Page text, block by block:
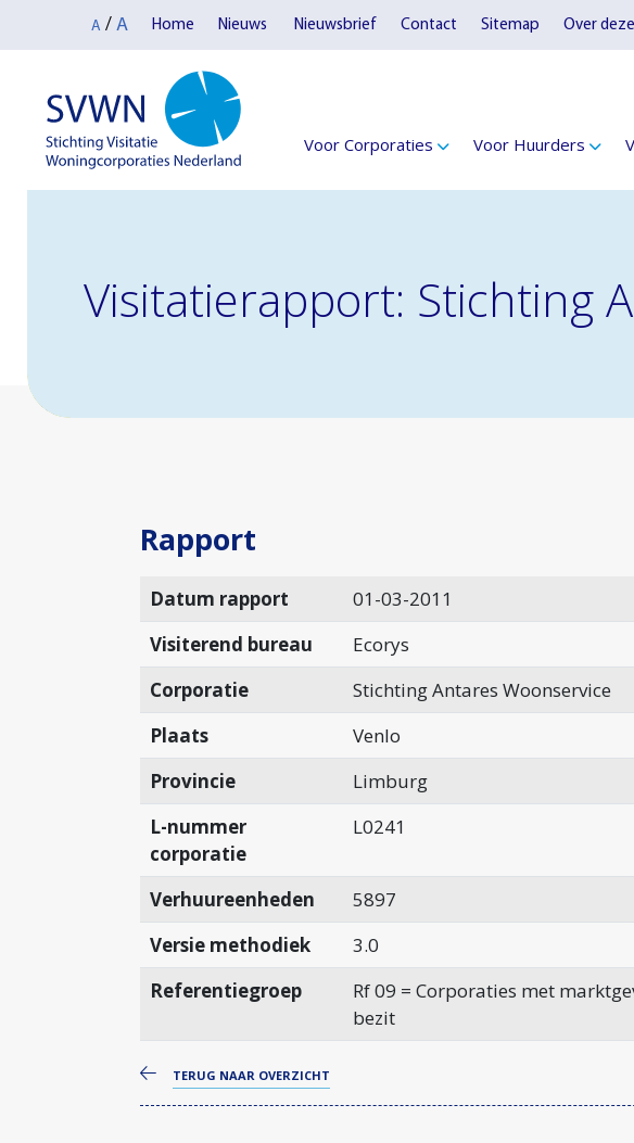
A / A Home Nieuws Nieuwsbrief Contact Sitemap Over
Voor Corporaties Voor Huurders
Visitatierapport: Stichting
Rapport
Datum rapport
01-03-2011
Visiterend bureau
Ecorys
Corporatie
Stichting Antares Woonservice
Plaats
Venlo
Provincie
Limburg
L-nummer
corporatie
L0241
Verhuureenheden
5897
Versie methodiek
3.0
Referentiegroep
Rf 09 = Corporaties met
bezit
TERUG NAAR OVERZICHT